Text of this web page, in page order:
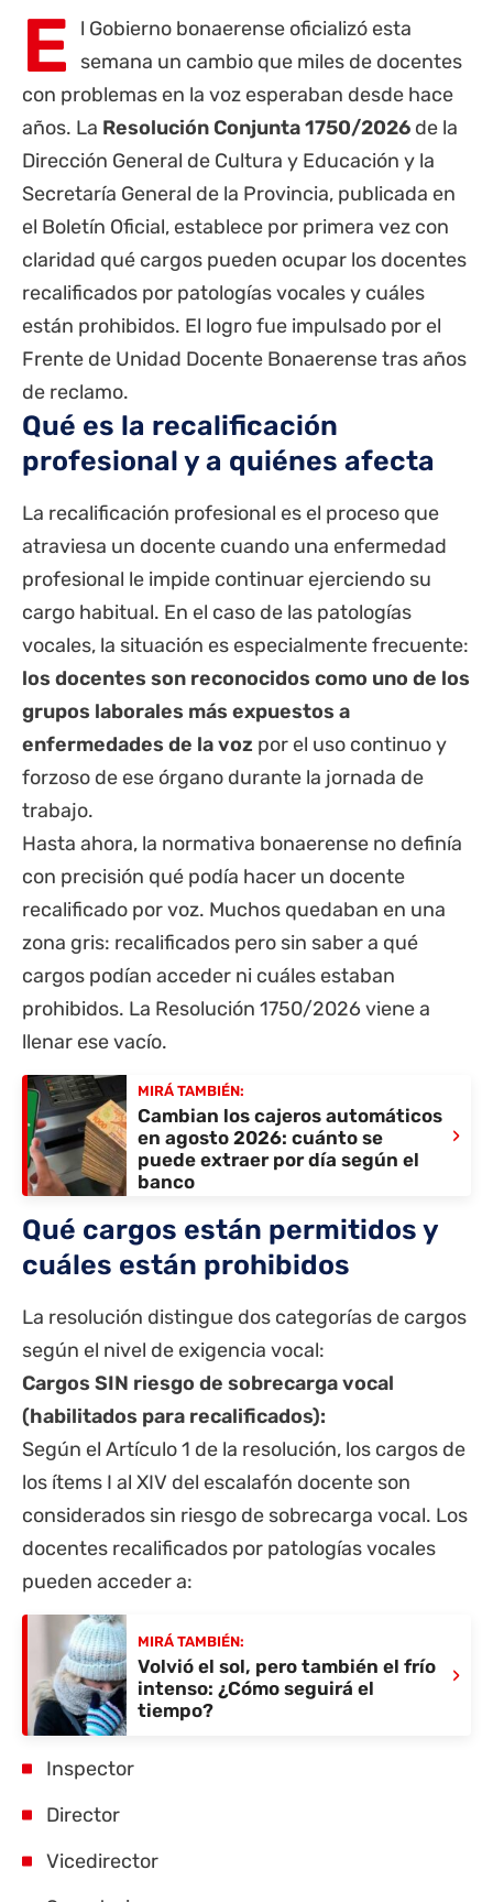
E
l Gobierno bonaerense oficializó esta
semana un cambio que miles de docentes
con problemas en la voz esperaban desde hace
años. La Resolución Conjunta 1750/2026 de la
Dirección General de Cultura y Educación y la
Secretaría General de la Provincia, publicada en
el Boletín Oficial, establece por primera vez con
claridad qué cargos pueden ocupar los docentes
recalificados por patologías vocales y cuáles
están prohibidos. El logro fue impulsado por el
Frente de Unidad Docente Bonaerense tras años
de reclamo.
Qué es la recalificación
profesional y a quiénes afecta
La recalificación profesional es el proceso que
atraviesa un docente cuando una enfermedad
profesional le impide continuar ejerciendo su
cargo habitual. En el caso de las patologías
vocales, la situación es especialmente frecuente:
los docentes son reconocidos como uno de los
grupos laborales más expuestos a
enfermedades de la voz por el uso continuo y
forzoso de ese órgano durante la jornada de
trabajo.
Hasta ahora, la normativa bonaerense no definía
con precisión qué podía hacer un docente
recalificado por voz. Muchos quedaban en una
zona gris: recalificados pero sin saber a qué
cargos podían acceder ni cuáles estaban
prohibidos. La Resolución 1750/2026 viene a
llenar ese vacío.
MIRÁ TAMBIÉN:
Cambian los cajeros automáticos
en agosto 2026: cuánto se
puede extraer por día según el
banco
›
Qué cargos están permitidos y
cuáles están prohibidos
La resolución distingue dos categorías de cargos
según el nivel de exigencia vocal:
Cargos SIN riesgo de sobrecarga vocal
(habilitados para recalificados):
Según el Artículo 1 de la resolución, los cargos de
los ítems I al XIV del escalafón docente son
considerados sin riesgo de sobrecarga vocal. Los
docentes recalificados por patologías vocales
pueden acceder a:
MIRÁ TAMBIÉN:
Volvió el sol, pero también el frío
intenso: ¿Cómo seguirá el
tiempo?
›
Inspector
Director
Vicedirector